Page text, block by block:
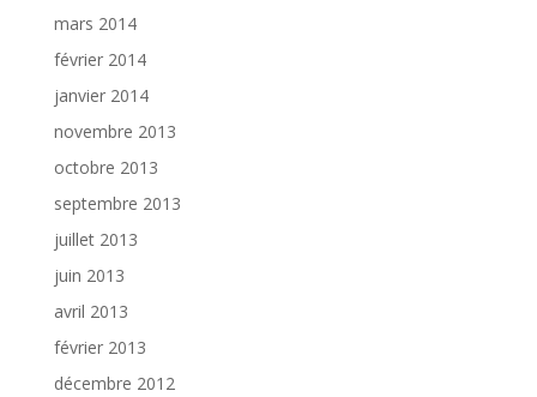
mars 2014
février 2014
janvier 2014
novembre 2013
octobre 2013
septembre 2013
juillet 2013
juin 2013
avril 2013
février 2013
décembre 2012